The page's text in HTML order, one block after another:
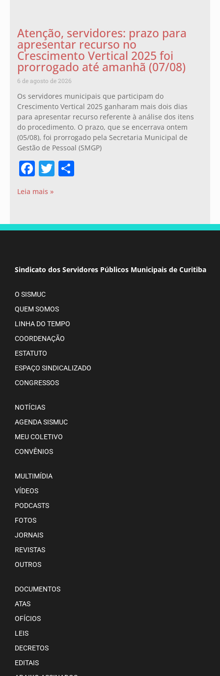
Atenção, servidores: prazo para
apresentar recurso no
Crescimento Vertical 2025 foi
prorrogado até amanhã (07/08)
6 de agosto de 2026
Os servidores municipais que participam do
Crescimento Vertical 2025 ganharam mais dois dias
para apresentar recurso referente à análise dos itens
do procedimento. O prazo, que se encerrava ontem
(05/08), foi prorrogado pela Secretaria Municipal de
Gestão de Pessoal (SMGP)
Facebook
Twitter
Leia mais »
Sindicato dos Servidores Públicos Municipais de Curitiba
O SISMUC
QUEM SOMOS
LINHA DO TEMPO
COORDENAÇÃO
ESTATUTO
ESPAÇO SINDICALIZADO
CONGRESSOS
NOTÍCIAS
AGENDA SISMUC
MEU COLETIVO
CONVÊNIOS
MULTIMÍDIA
VÍDEOS
PODCASTS
FOTOS
JORNAIS
REVISTAS
OUTROS
DOCUMENTOS
ATAS
OFÍCIOS
LEIS
DECRETOS
EDITAIS